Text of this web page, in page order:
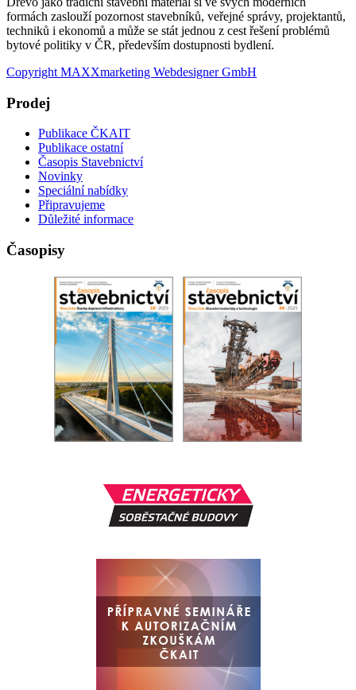
formách zaslouží pozornost stavebníků, veřejné správy, projektantů,
techniků i ekonomů a může se stát jednou z cest řešení problémů
bytové politiky v ČR, především dostupnosti bydlení.
Copyright MAXXmarketing Webdesigner GmbH
Prodej
Publikace ČKAIT
Publikace ostatní
Časopis Stavebnictví
Novinky
Speciální nabídky
Připravujeme
Důležité informace
Časopisy